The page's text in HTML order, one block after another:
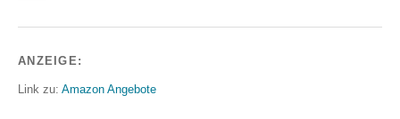
ANZEIGE:
Link zu: Amazon Angebote